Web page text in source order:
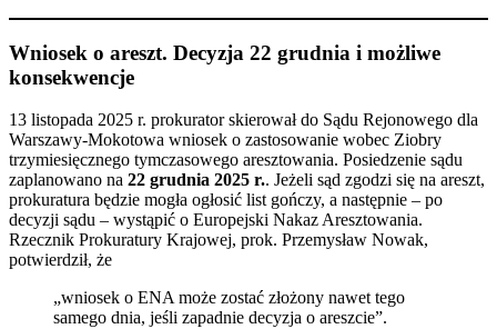
Wniosek o areszt. Decyzja 22 grudnia i możliwe
konsekwencje
13 listopada 2025 r. prokurator skierował do Sądu Rejonowego dla
Warszawy-Mokotowa wniosek o zastosowanie wobec Ziobry
trzymiesięcznego tymczasowego aresztowania. Posiedzenie sądu
zaplanowano na 22 grudnia 2025 r.. Jeżeli sąd zgodzi się na areszt,
prokuratura będzie mogła ogłosić list gończy, a następnie – po
decyzji sądu – wystąpić o Europejski Nakaz Aresztowania.
Rzecznik Prokuratury Krajowej, prok. Przemysław Nowak,
potwierdził, że
„wniosek o ENA może zostać złożony nawet tego
samego dnia, jeśli zapadnie decyzja o areszcie”.